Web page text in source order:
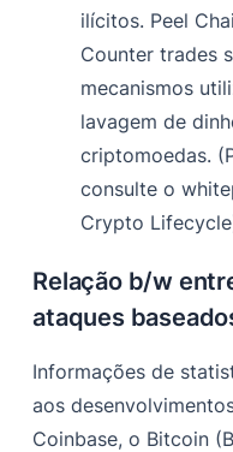
ilícitos. Peel
Counter trades
mecanismos
lavagem de
criptomoedas.
consulte o
Crypto
Relação b/w
ataques
Informações de
aos
Coinbase, o Bitcoin